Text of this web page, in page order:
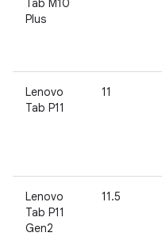
Tab M10
Plus
Lenovo
Tab P11
11
Lenovo
Tab P11
Gen2
11.5